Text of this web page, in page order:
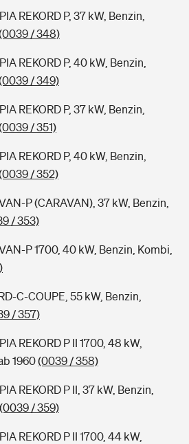
REKORD P, 37 kW, Benzin,
/ 348)
REKORD P, 40 kW, Benzin,
/ 349)
REKORD P, 37 kW, Benzin,
/ 351)
REKORD P, 40 kW, Benzin,
/ 352)
P (CARAVAN), 37 kW, Benzin,
/ 353)
P 1700, 40 kW, Benzin, Kombi,
C-COUPE, 55 kW, Benzin,
/ 357)
REKORD P II 1700, 48 kW,
1960(0039 / 358)
REKORD P II, 37 kW, Benzin,
(0039 / 359)
REKORD P II 1700, 44 kW,